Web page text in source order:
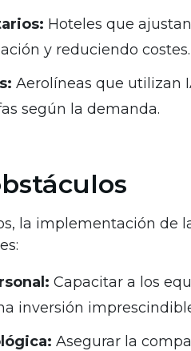
Hoteles que
y reduciendo costes.
Aerolíneas que utilizan
según la demanda.
la implementación de
Capacitar a los
inversión
Asegurar la